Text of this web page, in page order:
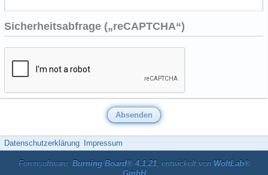
Sicherheitsabfrage („reCAPTCHA“)
Datenschutzerklärung Impressum
Forensoftware: Burning Board® 4.1.21, entwickelt von WoltLab®
GmbH